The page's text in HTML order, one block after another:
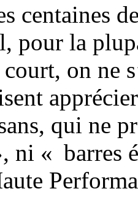
centaines
pour la
on ne
qui ne
ni « barres